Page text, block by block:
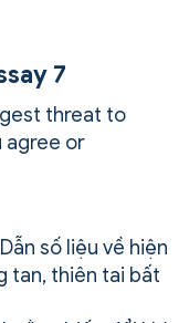
7
threat to
agree or
số liệu về hiện
tan, thiên tai bất